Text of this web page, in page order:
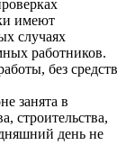
имеют
случаях
работников.
без средств
занята в
строительства,
день не